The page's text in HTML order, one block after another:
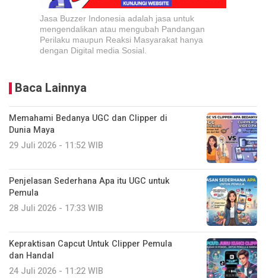
Jasa Buzzer Indonesia adalah jasa untuk
mengendalikan atau mengubah Pandangan
Perilaku maupun Reaksi Masyarakat hanya
dengan Digital media Sosial.
Baca Lainnya
Memahami Bedanya UGC dan Clipper di
Dunia Maya
29 Juli 2026 - 11:52 WIB
Penjelasan Sederhana Apa itu UGC untuk
Pemula
28 Juli 2026 - 17:33 WIB
Kepraktisan Capcut Untuk Clipper Pemula
dan Handal
24 Juli 2026 - 11:22 WIB